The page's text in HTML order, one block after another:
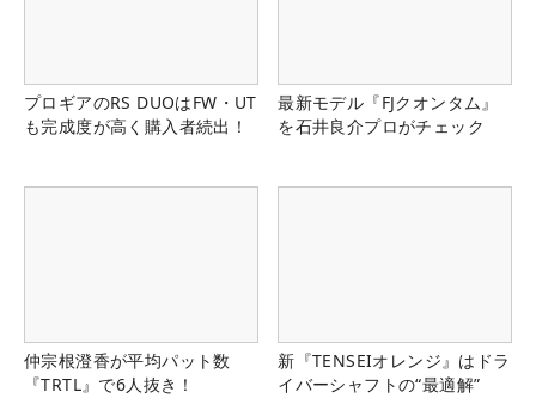
プロギアのRS DUOはFW・UT
も完成度が高く購入者続出！
最新モデル『FJクオンタム』
を石井良介プロがチェック
仲宗根澄香が平均パット数
『TRTL』で6人抜き！
新『TENSEIオレンジ』はドラ
イバーシャフトの“最適解”